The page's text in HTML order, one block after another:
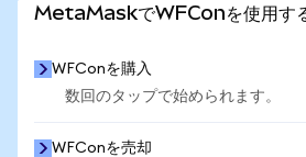
MetaMaskでWFConを使用す
WFConを購入
数回のタップで始められます。
WFConを売却